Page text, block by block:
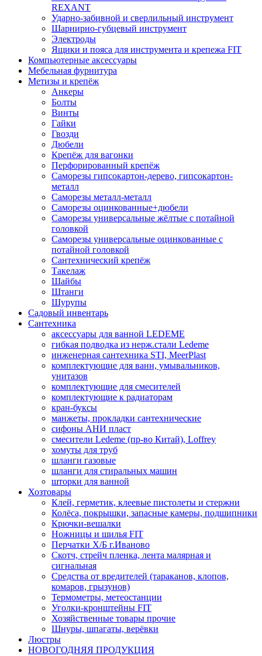
REXANT
Ударно-забивной и сверлильный инструмент
Шарнирно-губцевый инструмент
Электроды
Ящики и пояса для инструмента и крепежа FIT
Компьютерные аксессуары
Мебельная фурнитура
Метизы и крепёж
Анкеры
Болты
Винты
Гайки
Гвозди
Дюбели
Крепёж для вагонки
Перфорированный крепёж
Саморезы гипсокартон-дерево, гипсокартон-
металл
Саморезы металл-металл
Саморезы оцинкованные+дюбели
Саморезы универсальные жёлтые с потайной
головкой
Саморезы универсальные оцинкованные с
потайной головкой
Сантехнический крепёж
Такелаж
Шайбы
Штанги
Шурупы
Садовый инвентарь
Сантехника
аксессуары для ванной LEDEME
гибкая подводка из нерж.стали Ledeme
инженерная сантехника STI, MeerPlast
комплектующие для ванн, умывальников,
унитазов
комплектующие для смесителей
комплектующие к радиаторам
кран-буксы
манжеты, прокладки сантехнические
сифоны АНИ пласт
смесители Ledeme (пр-во Китай), Loffrey
хомуты для труб
шланги газовые
шланги для стиральных машин
шторки для ванной
Хозтовары
Клей, герметик, клеевые пистолеты и стержни
Колёса, покрышки, запасные камеры, подшипники
Крючки-вешалки
Ножницы и шилья FIT
Перчатки Х/Б г.Иваново
Скотч, стрейч пленка, лента малярная и
сигнальная
Средства от вредителей (тараканов, клопов,
комаров, грызунов)
Термометры, метеостанции
Уголки-кронштейны FIT
Хозяйственные товары прочие
Шнуры, шпагаты, верёвки
Люстры
НОВОГОДНЯЯ ПРОДУКЦИЯ